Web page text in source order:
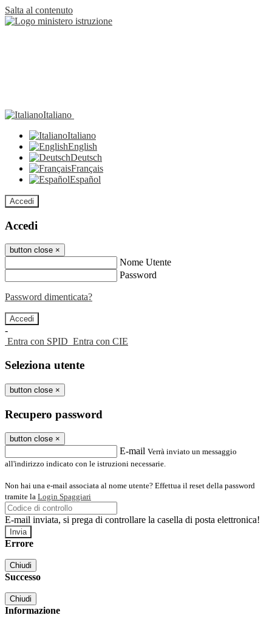
Salta al contenuto
Italiano
Italiano
English
Deutsch
Français
Español
Accedi
Accedi
button close ×
Nome Utente
Password
Password dimenticata?
-
Entra con SPID Entra con CIE
Seleziona utente
button close ×
Recupero password
button close ×
E-mail Verrà inviato un messaggio
all'indirizzo indicato con le istruzioni necessarie.
Non hai una e-mail associata al nome utente? Effettua il reset della password
tramite la Login Spaggiari
E-mail inviata, si prega di controllare la casella di posta elettronica!
Errore
Chiudi
Successo
Chiudi
Informazione